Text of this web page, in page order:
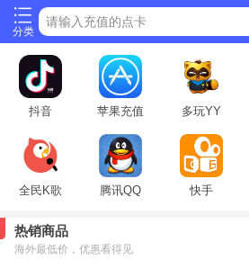
分类
请输入充值的点卡
抖音 苹果充值 多玩YY
全民K歌 腾讯QQ 快手
热销商品
海外最低价，优惠看得见